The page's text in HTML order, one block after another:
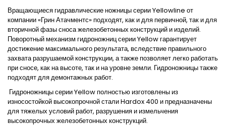
Вращающиеся гидравлические ножницы серии Yellowline от
компании «Грин Атачментс» подходят, как и для первичной, так и для
вторичной фазы сноса железобетонных конструкций и изделий.
Поворотный механизм гидроножниц серии Yellow гарантирует
достижение максимального результата, вследствие правильного
захвата разрушаемой конструкции, а также позволяет легко работать
при сносе, как на высоте, так и на уровне земли. Гидроножницы также
подходят для демонтажных работ.
Гидроножницы серии Yellow полностью изготовлены из
износостойкой высокопрочной стали Hardox 400 и предназначены
для тяжелых условий работ, разрушения и измельчения
высокопрочных железобетонных конструкций.